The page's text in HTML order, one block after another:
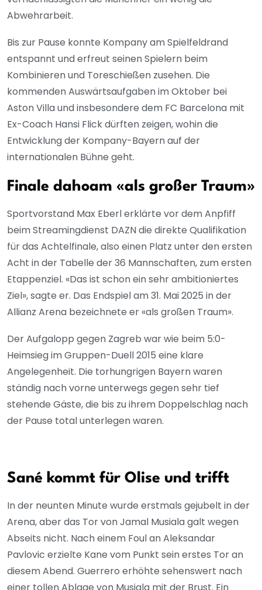
Abwehrarbeit.
Bis zur Pause konnte Kompany am Spielfeldrand
entspannt und erfreut seinen Spielern beim
Kombinieren und Toreschießen zusehen. Die
kommenden Auswärtsaufgaben im Oktober bei
Aston Villa und insbesondere dem FC Barcelona mit
Ex-Coach Hansi Flick dürften zeigen, wohin die
Entwicklung der Kompany-Bayern auf der
internationalen Bühne geht.
Finale dahoam «als großer Traum»
Sportvorstand Max Eberl erklärte vor dem Anpfiff
beim Streamingdienst DAZN die direkte Qualifikation
für das Achtelfinale, also einen Platz unter den ersten
Acht in der Tabelle der 36 Mannschaften, zum ersten
Etappenziel. «Das ist schon ein sehr ambitioniertes
Ziel», sagte er. Das Endspiel am 31. Mai 2025 in der
Allianz Arena bezeichnete er «als großen Traum».
Der Aufgalopp gegen Zagreb war wie beim 5:0-
Heimsieg im Gruppen-Duell 2015 eine klare
Angelegenheit. Die torhungrigen Bayern waren
ständig nach vorne unterwegs gegen sehr tief
stehende Gäste, die bis zu ihrem Doppelschlag nach
der Pause total unterlegen waren.
Sané kommt für Olise und trifft
In der neunten Minute wurde erstmals gejubelt in der
Arena, aber das Tor von Jamal Musiala galt wegen
Abseits nicht. Nach einem Foul an Aleksandar
Pavlovic erzielte Kane vom Punkt sein erstes Tor an
diesem Abend. Guerrero erhöhte sehenswert nach